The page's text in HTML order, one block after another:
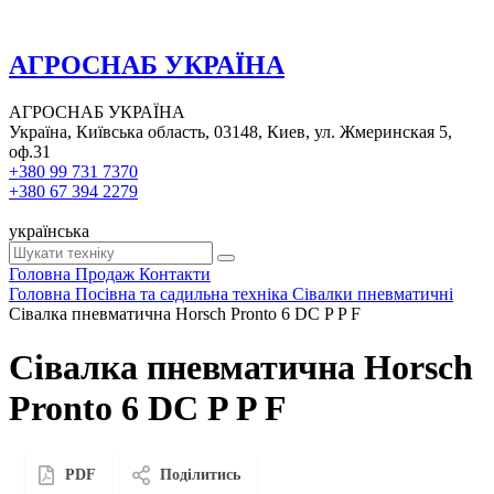
АГРОСНАБ УКРАЇНА
АГРОСНАБ УКРАЇНА
Україна, Київська область, 03148, Киев, ул. Жмеринская 5,
оф.31
+380 99 731 7370
+380 67 394 2279
українська
Головна Продаж Контакти
Головна Посівна та садильна техніка Сівалки пневматичні
Сівалка пневматична Horsch Pronto 6 DC P P F
Сівалка пневматична Horsch
Pronto 6 DC P P F
PDF Поділитись